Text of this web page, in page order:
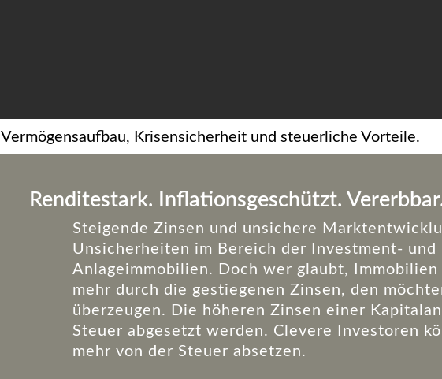
Vermögensaufbau, Krisensicherheit und steuerliche Vorteile.
Renditestark. Inflationsgeschützt.
Steigende Zinsen und unsichere
Unsicherheiten im Bereich der Investment- und
Anlageimmobilien. Doch wer glaubt,
mehr durch die gestiegenen Zinsen, den
überzeugen. Die höheren Zinsen einer
Steuer abgesetzt werden. Clevere Investoren
mehr von der Steuer absetzen.